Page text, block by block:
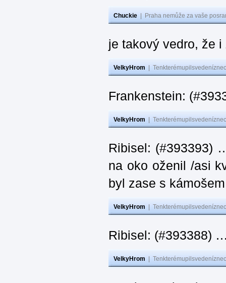
Chuckie Praha nemůže za vaše
je takový vedro, že
VelkyHrom
Frankenstein:
VelkyHrom
Ribisel: (#393393)
na oko oženil /asi
byl zase s
VelkyHrom
Ribisel: (#393388)
VelkyHrom